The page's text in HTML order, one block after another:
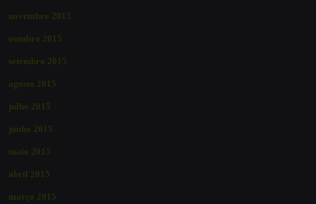
novembro 2015
outubro 2015
setembro 2015
agosto 2015
julho 2015
junho 2015
maio 2015
abril 2015
março 2015